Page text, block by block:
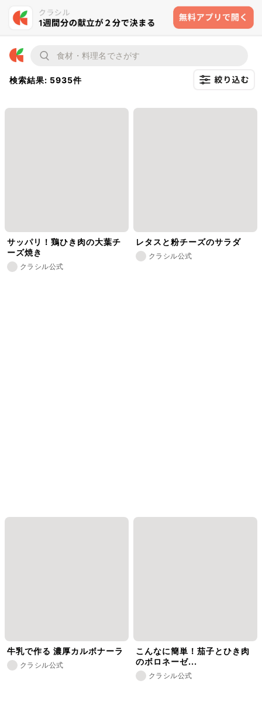
検索結果: 5935件
サッパリ！鶏ひき肉の大葉チ
ーズ焼き
クラシル公式
レタスと粉チーズのサラダ
クラシル公式
牛乳で作る 濃厚カルボナーラ
クラシル公式
こんなに簡単！茄子とひき肉
のボロネーゼ...
クラシル公式